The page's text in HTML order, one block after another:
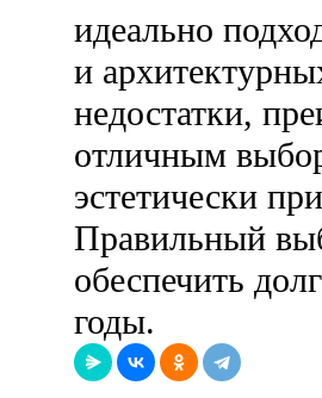
идеально
и
недостатки,
отличным
эстетически
Правильный
обеспечить
годы.